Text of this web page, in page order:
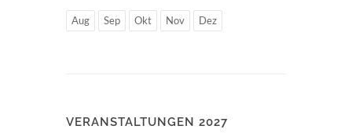
Aug Sep Okt Nov Dez
VERANSTALTUNGEN 2027